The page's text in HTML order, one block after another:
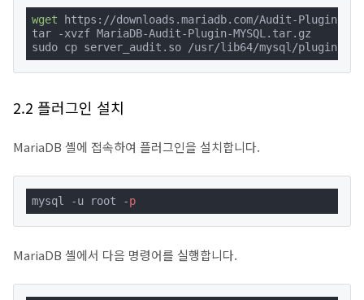
wget https://downloads.mariadb.com/Audit-Plugin/
tar -xvzf MariaDB-Audit-Plugin-MYSQL.tar.gz
sudo cp server_audit.so /usr/lib64/mysql/plugin/
2.2 플러그인 설치
MariaDB 셸에 접속하여 플러그인을 설치합니다.
mysql -u root -p
MariaDB 셸에서 다음 명령어를 실행합니다.